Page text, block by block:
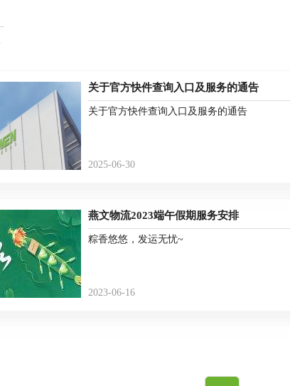
关于官方快件查询入口及服务的通告
关于官方快件查询入口及服务的通告
2025-06-30
燕文物流2023端午假期服务安排
粽香悠悠，发运无忧~
2023-06-16